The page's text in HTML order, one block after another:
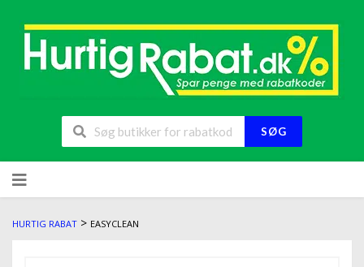
SØG
HURTIG RABAT > EASYCLEAN